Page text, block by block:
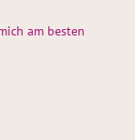
am besten